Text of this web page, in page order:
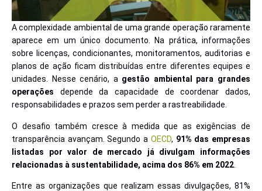
A complexidade ambiental de uma grande operação raramente
aparece em um único documento. Na prática, informações
sobre licenças, condicionantes, monitoramentos, auditorias e
planos de ação ficam distribuídas entre diferentes equipes e
unidades. Nesse cenário, a gestão ambiental para grandes
operações depende da capacidade de coordenar dados,
responsabilidades e prazos sem perder a rastreabilidade.
O desafio também cresce à medida que as exigências de
transparência avançam. Segundo a OECD, 91% das empresas
listadas por valor de mercado já divulgam informações
relacionadas à sustentabilidade, acima dos 86% em 2022
Entre as organizações que realizam essas divulgações, 81%